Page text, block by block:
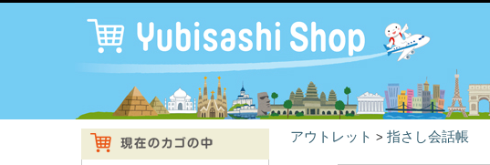
アウトレット > 指さし会話帳